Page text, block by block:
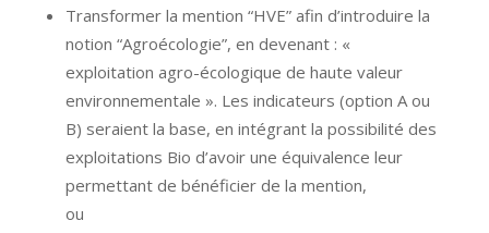
Transformer la mention “HVE” afin d’introduire la
notion “Agroécologie”, en devenant : «
exploitation agro-écologique de haute valeur
environnementale ». Les indicateurs (option A ou
B) seraient la base, en intégrant la possibilité des
exploitations Bio d’avoir une équivalence leur
permettant de bénéficier de la mention,
ou